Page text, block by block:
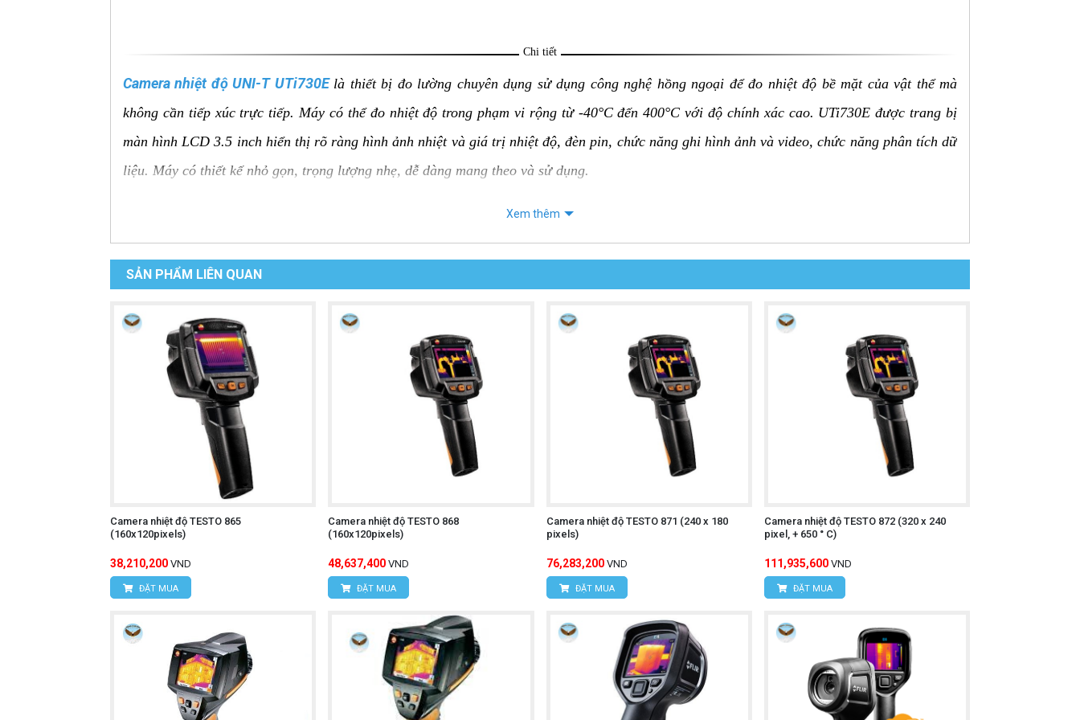
Chi tiết
Camera nhiệt độ UNI-T UTi730E là thiết bị đo lường chuyên dụng sử dụng công nghệ hồng ngoại để đo nhiệt độ bề mặt của vật thể mà
không cần tiếp xúc trực tiếp. Máy có thể đo nhiệt độ trong phạm vi rộng từ -40°C đến 400°C với độ chính xác cao. UTi730E được trang bị
màn hình LCD 3.5 inch hiển thị rõ ràng hình ảnh nhiệt và giá trị nhiệt độ, đèn pin, chức năng ghi hình ảnh và video, chức năng phân tích dữ
liệu. Máy có thiết kế nhỏ gọn, trọng lượng nhẹ, dễ dàng mang theo và sử dụng.
Đo nhiệt độ từ xa:Đo nhiệt độ bề mặt của vật thể mà không cần tiếp xúc trực tiếp, an toàn và tiện lợi.
Độ chính xác cao:Đo nhiệt độ với độ chính xác ±2°C hoặc ±2%, tùy theo giá trị lớn hơn.
Màn hình LCD rõ ràng:
Hiển thị rõ ràng hình ảnh nhiệt và giá trị nhiệt độ, giúp người sử dụng dễ dàng quan sát và phân tích dữ liệu.
Đèn pin:Giúp người sử dụng dễ dàng quan sát trong môi trường thiếu sáng.
Chức năng ghi hình ảnh và video:
Ghi lại hình ảnh và video nhiệt để lưu trữ hoặc chia sẻ.
Chức năng phân tích dữ liệu:
Phân tích dữ liệu nhiệt độ để xác định các điểm nóng hoặc lạnh trên bề mặt vật thể.
Thiết kế nhỏ gọn, trọng lượng nhẹ:
Thuận tiện cho việc di chuyển và sử dụng trong nhiều môi trường khác nhau.
Chức năng tự động tắt nguồn:
Tiết kiệm pin khi không sử dụng.
Giá thành hợp lý:
Bật nguồn máy:Nhấn nút nguồn để khởi động máy.
Chọn chế độ đo:Nhấn nút chức năng để chọn chế độ đo mong muốn (đo nhiệt độ, ghi hình ảnh, ghi video).
Hướng camera vào vật thể cần đo:
Hướng camera vào vật thể cần đo và đảm bảo khoảng cách đo phù hợp.
Xem thêm
SẢN PHẨM LIÊN QUAN
Camera nhiệt độ TESTO 865
(160x120pixels)
38,210,200 VND
ĐẶT MUA
Camera nhiệt độ TESTO 868
(160x120pixels)
48,637,400 VND
ĐẶT MUA
Camera nhiệt độ TESTO 871 (240 x 180
pixels)
76,283,200 VND
ĐẶT MUA
Camera nhiệt độ TESTO 872 (320 x 240
pixel, + 650 ° C)
111,935,600 VND
ĐẶT MUA